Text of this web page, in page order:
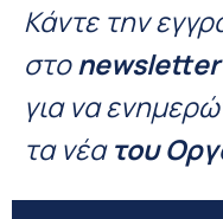
Κάντε την
στοnewsletter
για να
τα νέατου